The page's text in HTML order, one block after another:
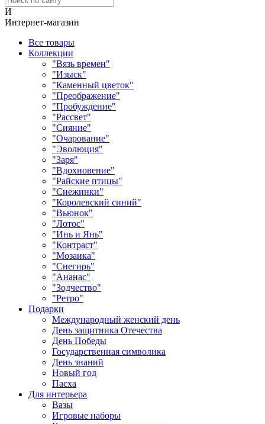
И
Интернет-магазин
Все товары
Коллекции
"Вязь времен"
"Изыск"
"Каменный цветок"
"Преображение"
"Пробуждение"
"Рассвет"
"Сияние"
"Очарование"
"Эволюция"
"Заря"
"Вдохновение"
"Райские птицы"
"Снежинки"
"Королевский синий"
"Вьюнок"
"Лотос"
"Инь и Янь"
"Контраст"
"Мозаика"
"Снегирь"
"Ананас"
"Зодчество"
"Ретро"
Подарки
Международный женский день
День защитника Отечества
День Победы
Государственная символика
День знаний
Новый год
Пасха
Для интерьера
Вазы
Игровые наборы